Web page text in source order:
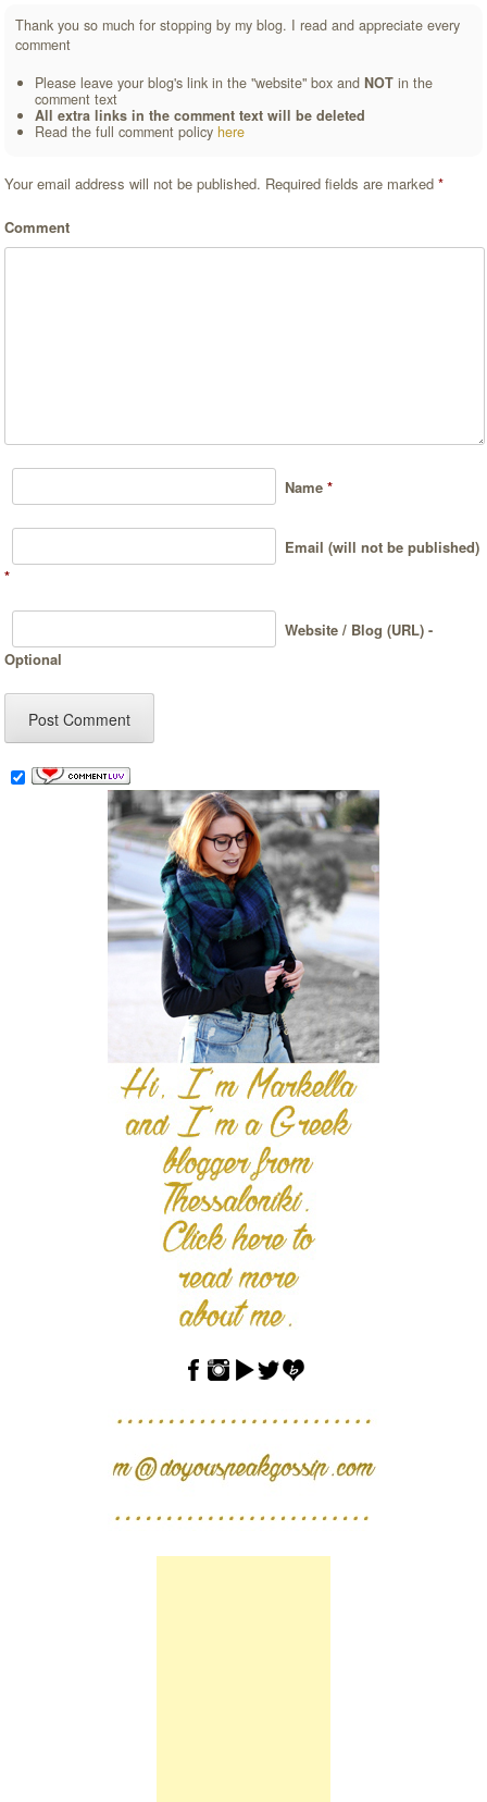
Thank you so much for stopping by my blog. I read and appreciate every
comment
Please leave your blog's link in the "website" box andNOT in the
comment text
All extra links in the comment text will be deleted
Read the full comment policyhere
Your email address will not be published. Required fields are marked*
Comment
Name*
Email (will not be published)
*
Website / Blog (URL) -
Optional